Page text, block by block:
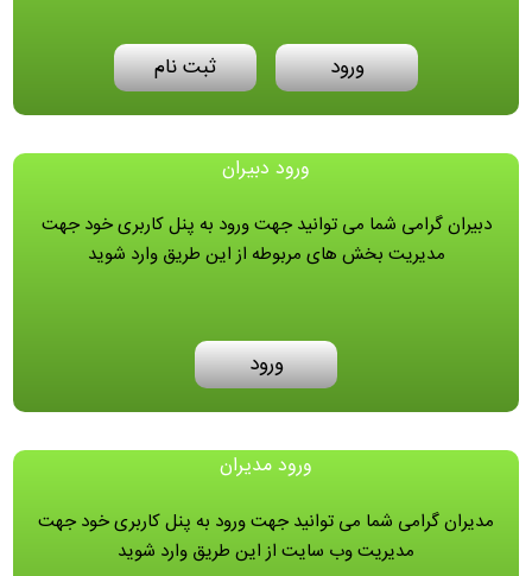
ورود ثبت نام
ورود دبیران
دبیران گرامی شما می توانید جهت ورود به پنل کاربری خود جهت
مدیریت بخش های مربوطه از این طریق وارد شوید
ورود
ورود مدیران
مدیران گرامی شما می توانید جهت ورود به پنل کاربری خود جهت
مدیریت وب سایت از این طریق وارد شوید